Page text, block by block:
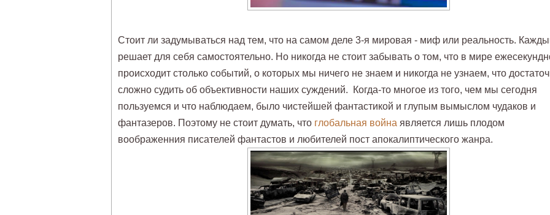
Стоит ли задумываться над тем, что на самом деле 3-я мировая - миф или реальность.
решает для себя самостоятельно. Но никогда не стоит забывать о том, что в мире
происходит столько событий, о которых мы ничего не знаем и никогда не узнаем, что
сложно судить об объективности наших суждений. Когда-то многое из того, чем мы сегодня
пользуемся и что наблюдаем, было чистейшей фантастикой и глупым вымыслом чудаков и
фантазеров. Поэтому не стоит думать, что глобальная война является лишь плодом
воображенния писателей фантастов и любителей пост апокалиптического жанра.